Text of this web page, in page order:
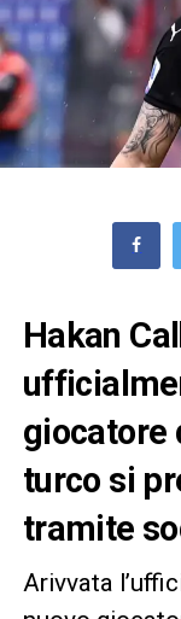
Hakan
giocatore
turco si
tramite
Arivvata